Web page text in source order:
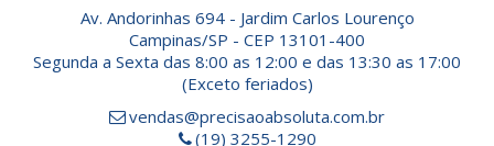
Av. Andorinhas 694 - Jardim Carlos Lourenço
Campinas/SP - CEP 13101-400
Segunda a Sexta das 8:00 as 12:00 e das 13:30 as 17:00
(Exceto feriados)
vendas@precisaoabsoluta.com.br
(19) 3255-1290